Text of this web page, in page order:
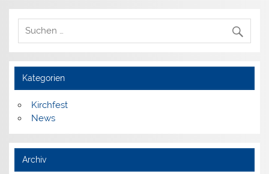
Kategorien
Kirchfest
News
Archiv